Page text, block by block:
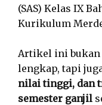
(SAS) Kelas IX
Kurikulum
Artikel ini
lengkap, tapi
nilai tinggi, dan
semester ganjil